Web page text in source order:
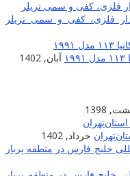
آبان, 1402
1398
خرداد, 1402